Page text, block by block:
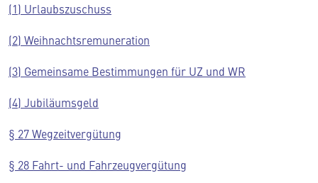
(1) Urlaubszuschuss
(2) Weihnachtsremuneration
(3) Gemeinsame Bestimmungen für UZ und WR
(4) Jubiläumsgeld
§ 27 Wegzeitvergütung
§ 28 Fahrt- und Fahrzeugvergütung